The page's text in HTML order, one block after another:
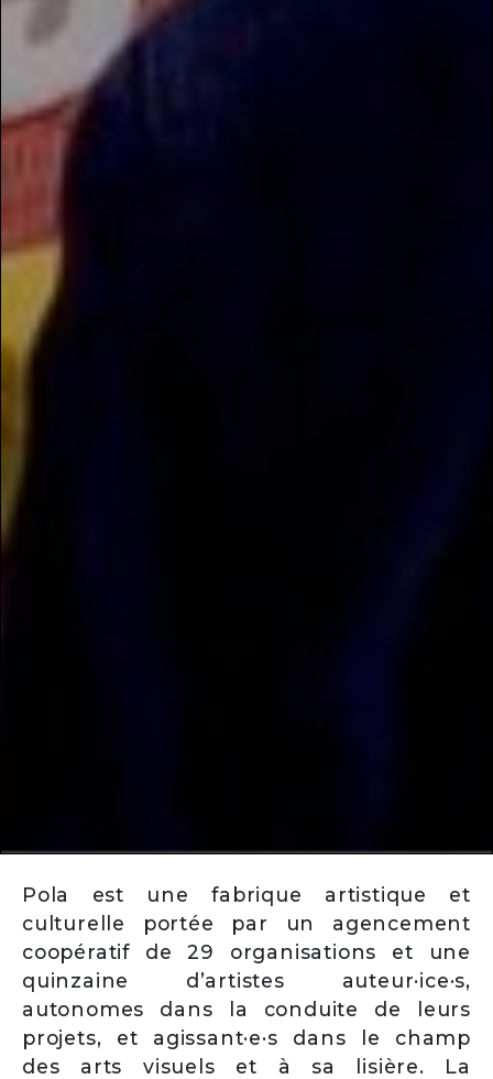
Pola est une fabrique artistique et
culturelle portée par un agencement
coopératif de 29 organisations et une
quinzaine d’artistes auteur·ice·s,
autonomes dans la conduite de leurs
projets, et agissant·e·s dans le champ
des arts visuels et à sa lisière. La